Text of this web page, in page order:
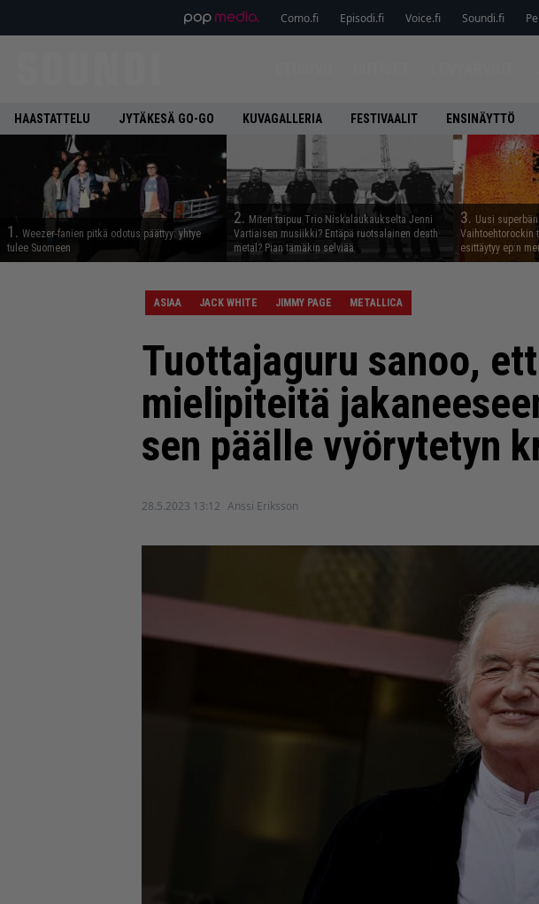
Como.fi Episodi.fi Voice.fi Soundi.fi
HAASTATTELU JYTÄKESÄ GO-GO KUVAGALLERIA FESTIVAALIT ENSINÄYTTÖ
1. Weezer-fanien pitkä odotus päättyy: yhtye
tulee Suomeen
2. Miten taipuu Trio Niskalaukaukselta Jenni
Vartiaisen musiikki? Entäpä ruotsalainen death
metal? Pian tämäkin selviää
3. Uusi
Vaihtoehtorockin
esittäytyy ep:n
ASIAA JACK WHITE JIMMY PAGE METALLICA
Tuottajaguru sanoo,
mielipiteitä
sen päälle vyörytetyn
28.5.2023 13:12 Anssi Eriksson